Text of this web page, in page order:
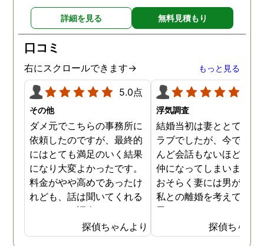
詳細を見る 無料見積もり
口コミ
右にスクロールできます→ もっと見る
5.0点
その他
ダメ元でこちらの事務所に
依頼したのですが、最終的
にはとても満足のいく結果
になり大変よかったです。
料金がやや高めであったけ
れども、話は聞いてくれる
しきちんと調査してくれる
しで非常に満足していま
す。調査が終わった後もし
探偵ちゃんより
浮気調査
結婚当初は妻ととてもラ
ラブでしたが、今ではほ
んど会話もないほど険悪
仲になってしまいました
おそらく妻には男がおり
私との離婚を考えている
思います。そこでどうせ
婚をするのならと思い、
の不倫の証拠を押さえて
探偵ちゃん